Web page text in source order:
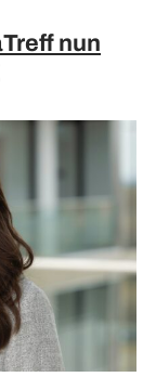
nun